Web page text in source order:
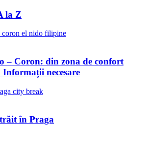
la Z
– Coron: din zona de confort
necesare
în Praga